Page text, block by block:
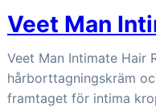
Veet Man
Veet Man Intimate Hair
hårborttagningskräm
framtaget för intima